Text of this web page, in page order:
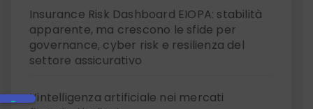
Insurance Risk Dashboard EIOPA: stabilità
apparente, ma crescono le sfide per
governance, cyber risk e resilienza del
settore assicurativo
L’intelligenza artificiale nei mercati